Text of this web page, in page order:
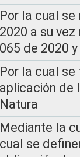
Por la cual se
2020 a su
065 de 2020
Por la cual
aplicación de
Natura
Mediante la
cual se